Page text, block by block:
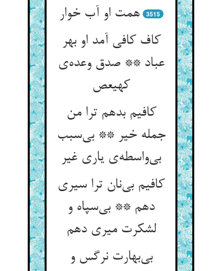
همت او آب خوار
3515
کاف کافی آمد او بهر
عباد ** صدق وعده‌ی
کهیعص
کافیم بدهم ترا من
جمله خیر ** بی‌سبب
بی‌واسطه‌ی یاری غیر
کافیم بی‌نان ترا سیری
دهم ** بی‌سپاه و
لشکرت میری دهم
بی‌بهارت نرگس و